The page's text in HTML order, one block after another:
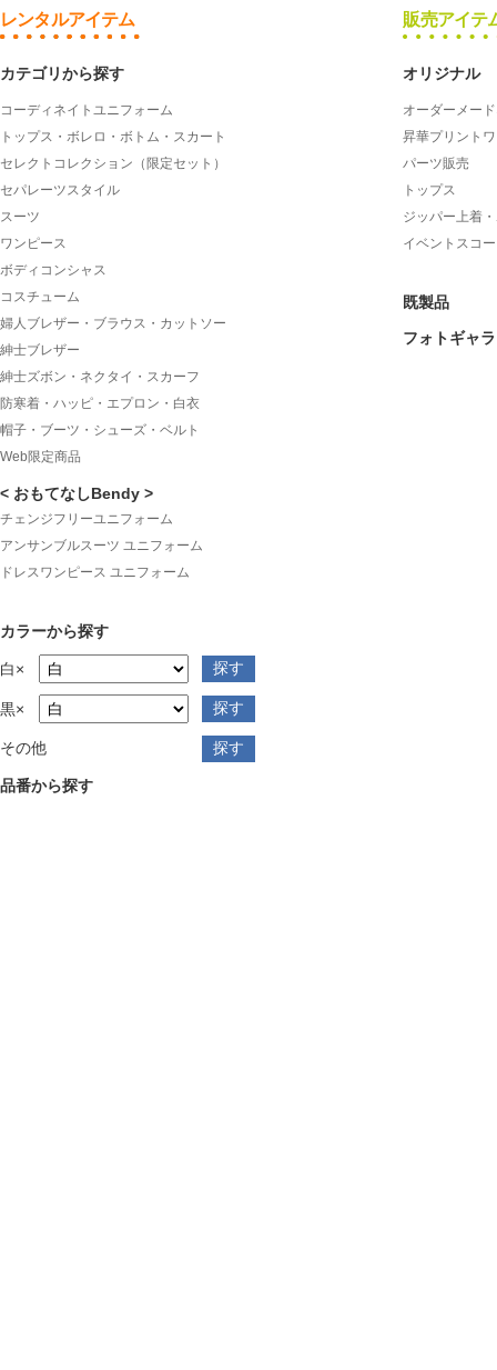
レンタルアイテム
カテゴリから探す
コーディネイトユニフォーム
トップス・ボレロ・ボトム・スカート
セレクトコレクション（限定セット）
セパレーツスタイル
スーツ
ワンピース
ボディコンシャス
コスチューム
婦人ブレザー・ブラウス・カットソー
紳士ブレザー
紳士ズボン・ネクタイ・スカーフ
防寒着・ハッピ・エプロン・白衣
帽子・ブーツ・シューズ・ベルト
Web限定商品
< おもてなしBendy >
チェンジフリーユニフォーム
アンサンブルスーツ ユニフォーム
ドレスワンピース ユニフォーム
カラーから探す
白×
黒×
その他
品番から探す
販売アイテ
オリジナル
オーダーメー
昇華プリント
パーツ販売
トップス
ジッパー上着
イベントスコ
既製品
フォトギャ